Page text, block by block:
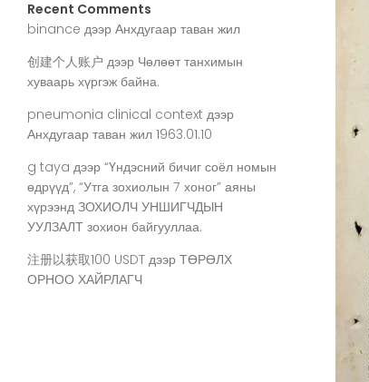
Recent Comments
binance дээр Анхдугаар таван жил
创建个人账户 дээр Чөлөөт танхимын
хуваарь хүргэж байна.
pneumonia clinical context дээр
Анхдугаар таван жил 1963.01.10
g taya дээр “Үндэсний бичиг соёл номын
өдрүүд”, “Утга зохиолын 7 хоног” аяны
хүрээнд ЗОХИОЛЧ УНШИГЧДЫН
УУЛЗАЛТ зохион байгууллаа.
注册以获取100 USDT дээр ТӨРӨЛХ
ОРНОО ХАЙРЛАГЧ